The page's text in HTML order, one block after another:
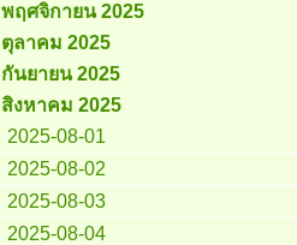
พฤศจิกายน 2025
ตุลาคม 2025
กันยายน 2025
สิงหาคม 2025
2025-08-01
2025-08-02
2025-08-03
2025-08-04